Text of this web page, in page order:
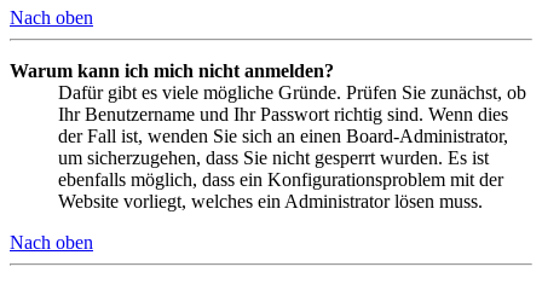
Nach oben
Warum kann ich mich nicht anmelden?
Dafür gibt es viele mögliche Gründe. Prüfen Sie zunächst, ob
Ihr Benutzername und Ihr Passwort richtig sind. Wenn dies
der Fall ist, wenden Sie sich an einen Board-Administrator,
um sicherzugehen, dass Sie nicht gesperrt wurden. Es ist
ebenfalls möglich, dass ein Konfigurationsproblem mit der
Website vorliegt, welches ein Administrator lösen muss.
Nach oben